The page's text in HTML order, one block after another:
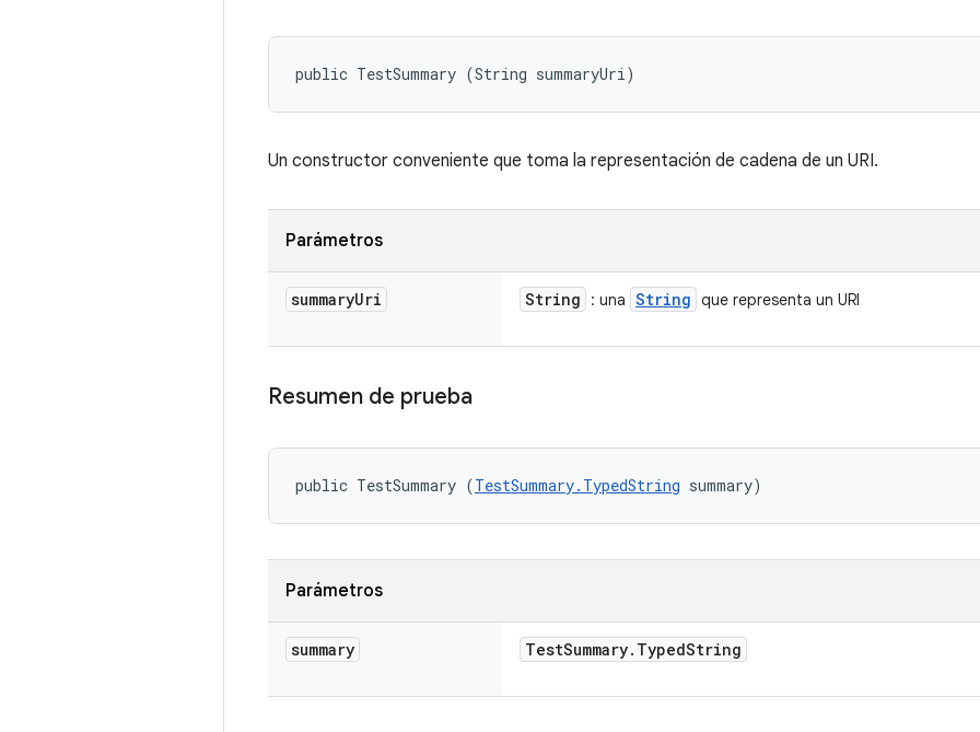
public TestSummary (String summaryUri)
Un constructor conveniente que toma la representación de cadena de un URI.
Parámetros
summaryUri String : una String que representa un URI
Resumen de prueba
public TestSummary (TestSummary.TypedString summary)
Parámetros
summary TestSummary. TypedString